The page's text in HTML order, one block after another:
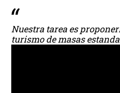
Nuestra tarea es
turismo de masas